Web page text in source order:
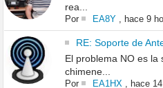
rea...
Por EA8Y, hace 9
RE: Soporte de
El problema NO es la
chimene...
Por EA1HX hace